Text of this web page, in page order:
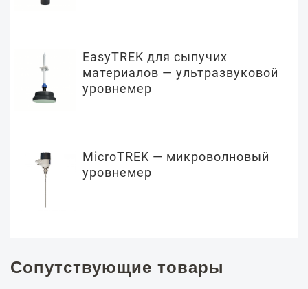
EasyTREK для сыпучих
материалов — ультразвуковой
уровнемер
MicroTREK — микроволновый
уровнемер
Сопутствующие товары